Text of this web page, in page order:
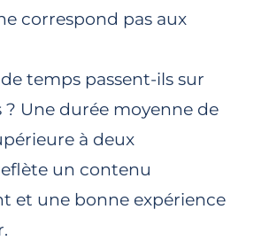
correspond pas aux
temps passent-ils sur
? Une durée moyenne de
à deux
un contenu
et une bonne expérience